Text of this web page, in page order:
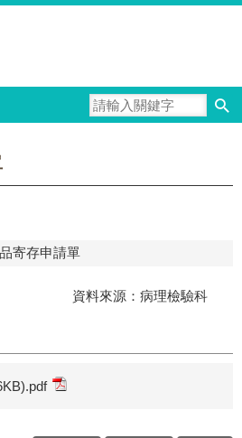
寄存申請單
資料來源：病理檢驗科
.pdf